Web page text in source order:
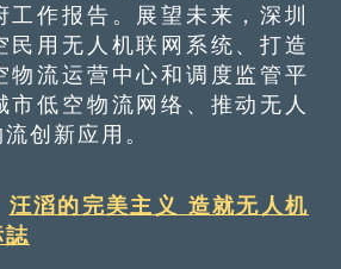
工作报告。展望未来，深圳
民用无人机联网系统、打造
物流运营中心和调度监管平
市低空物流网络、推动无人
创新应用。
汪滔的完美主义 造就无人机